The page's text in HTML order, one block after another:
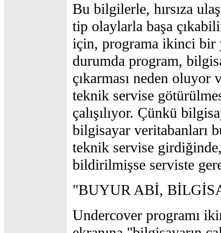
Bu bilgilerle, hırsıza
tip olaylarla başa
için, programa ikinci bir
durumda program,
çıkarması neden oluyor
teknik servise
çalışılıyor. Çünkü
bilgisayar veritabanları
teknik servise girdiğinde,
bildirilmişse serviste
"BUYUR ABİ,
Undercover programı